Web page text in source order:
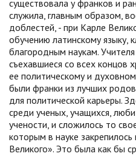
существовала у франков и
служила, главным образом,
доблестей, - при Карле
обучению латинскому языку,
благородным наукам.
съехавшиеся со всех концов
ее политическому и
были франки из лучших
для политической карьеры.
среди ученых, учащихся,
учености, и сложилось то
которым в науке
Великого». Это была как бы